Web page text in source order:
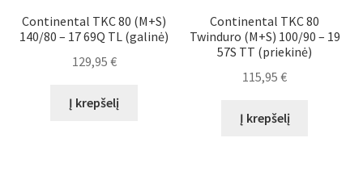
Continental TKC 80 (M+S)
140/80 – 17 69Q TL (galinė)
129,95 €
Į krepšelį
Continental TKC 80
Twinduro (M+S) 100/90 – 19
57S TT (priekinė)
115,95€
Į krepšelį